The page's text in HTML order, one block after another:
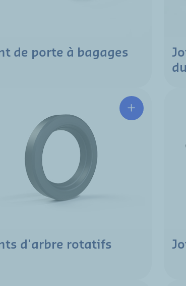
de porte à bagages
d'arbre rotatifs